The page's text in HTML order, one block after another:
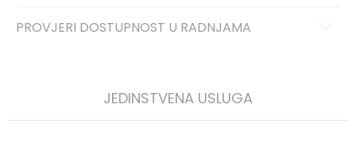
PROVJERI DOSTUPNOST U RADNJAMA
JEDINSTVENA USLUGA